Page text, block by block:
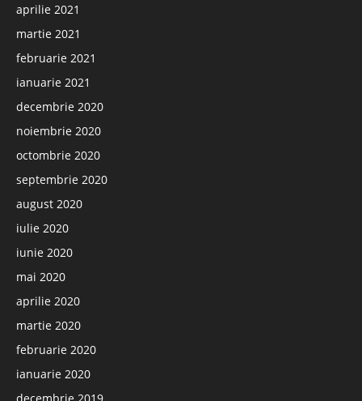
aprilie 2021
martie 2021
februarie 2021
ianuarie 2021
decembrie 2020
noiembrie 2020
octombrie 2020
septembrie 2020
august 2020
iulie 2020
iunie 2020
mai 2020
aprilie 2020
martie 2020
februarie 2020
ianuarie 2020
decembrie 2019